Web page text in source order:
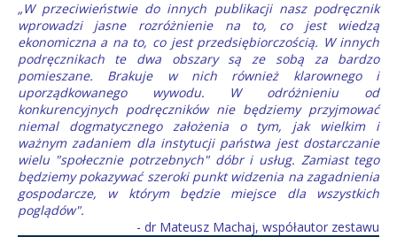
„W przeciwieństwie do innych publikacji nasz podręcznik
wprowadzi jasne rozróżnienie na to, co jest wiedzą
ekonomiczna a na to, co jest przedsiębiorczością. W innych
podręcznikach te dwa obszary są ze sobą za bardzo
pomieszane. Brakuje w nich również klarownego i
uporządkowanego wywodu. W odróżnieniu od
konkurencyjnych podręczników nie będziemy przyjmować
niemal dogmatycznego założenia o tym, jak wielkim i
ważnym zadaniem dla instytucji państwa jest dostarczanie
wielu "społecznie potrzebnych" dóbr i usług. Zamiast tego
będziemy pokazywać szeroki punkt widzenia na zagadnienia
gospodarcze, w którym będzie miejsce dla wszystkich
poglądów".
- dr Mateusz Machaj, współautor zestawu